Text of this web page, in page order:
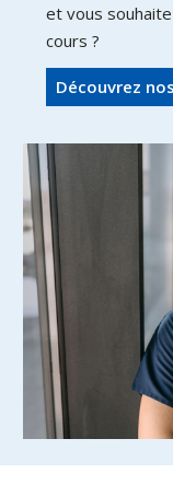
et vous
cours ?
Découvrez